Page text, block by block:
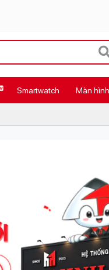
Galaxy
Ốp
Cốc
Smartwatch Màn hình